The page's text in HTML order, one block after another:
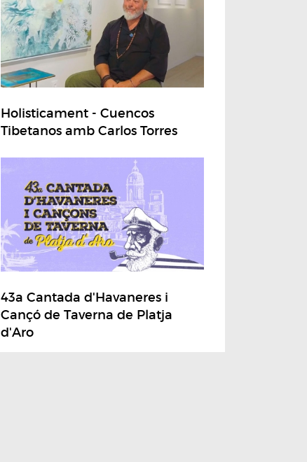
Holisticament - Cuencos
Tibetanos amb Carlos Torres
43a Cantada d'Havaneres i
Cançó de Taverna de Platja
d'Aro